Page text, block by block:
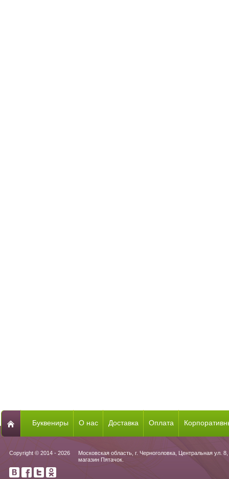
Буквениры О нас Доставка Оплата
Copyright © 2014 - 2026
Московская область, г. Черноголовка, Центральная ул. 8,
магазин Пятачок.